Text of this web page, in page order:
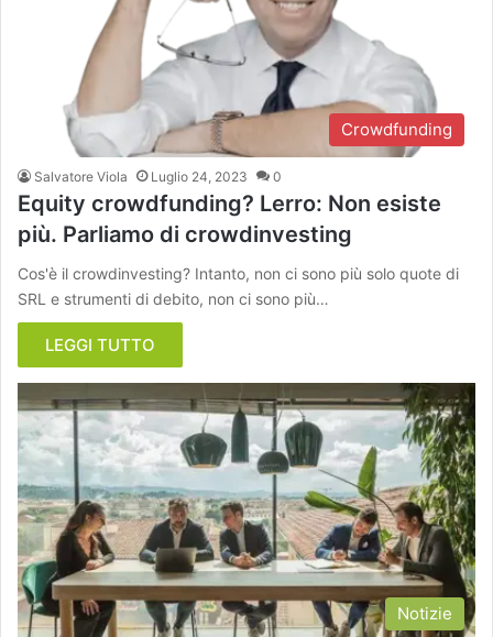
Crowdfunding
Salvatore Viola Luglio 24, 2023 0
Equity crowdfunding? Lerro: Non esiste
più. Parliamo di crowdinvesting
Cos'è il crowdinvesting? Intanto, non ci sono più solo quote di
SRL e strumenti di debito, non ci sono più…
LEGGI TUTTO
Notizie